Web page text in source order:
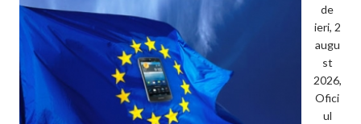
de
ieri, 2
augu
st
2026,
Ofici
ul